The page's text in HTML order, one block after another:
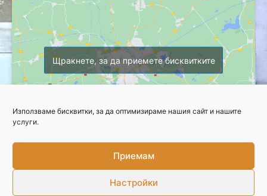
Използваме бисквитки, за да оптимизираме нашия сайт и нашите
услуги.
Приемам
Настройки
Щракнете, за да приемете бисквитките